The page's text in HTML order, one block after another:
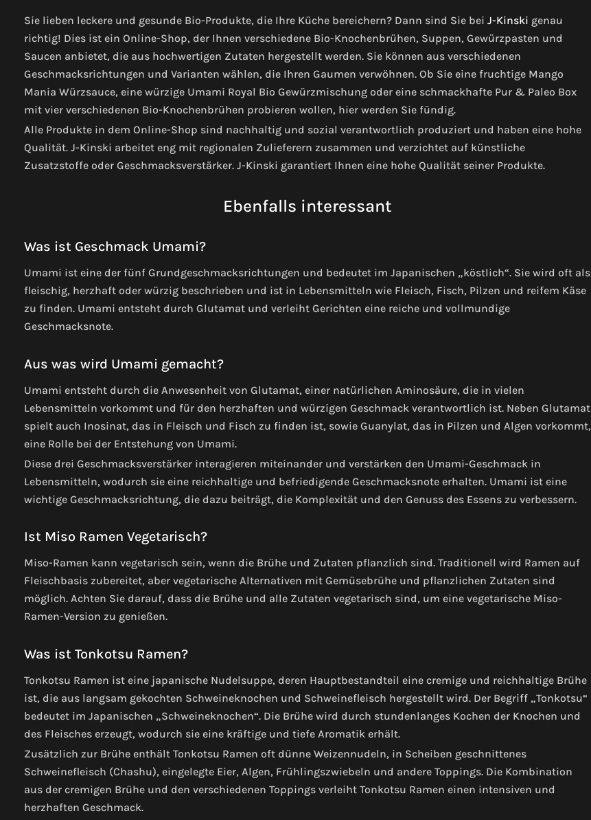
Sie lieben leckere und gesunde Bio-Produkte, die Ihre Küche bereichern? Dann sind Sie bei J-Kinski genau
richtig! Dies ist ein Online-Shop, der Ihnen verschiedene Bio-Knochenbrühen, Suppen, Gewürzpasten und
Saucen anbietet, die aus hochwertigen Zutaten hergestellt werden. Sie können aus verschiedenen
Geschmacksrichtungen und Varianten wählen, die Ihren Gaumen verwöhnen. Ob Sie eine fruchtige Mango
Mania Würzsauce, eine würzige Umami Royal Bio Gewürzmischung oder eine schmackhafte Pur & Paleo Box
mit vier verschiedenen Bio-Knochenbrühen probieren wollen, hier werden Sie fündig.
Alle Produkte in dem Online-Shop sind nachhaltig und sozial verantwortlich produziert und haben eine hohe
Qualität. J-Kinski arbeitet eng mit regionalen Zulieferern zusammen und verzichtet auf künstliche
Zusatzstoffe oder Geschmacksverstärker. J-Kinski garantiert Ihnen eine hohe Qualität seiner Produkte.
Ebenfalls interessant
Was ist Geschmack Umami?
Umami ist eine der fünf Grundgeschmacksrichtungen und bedeutet im Japanischen „köstlich“. Sie wird oft als
fleischig, herzhaft oder würzig beschrieben und ist in Lebensmitteln wie Fleisch, Fisch, Pilzen und reifem Käse
zu finden. Umami entsteht durch Glutamat und verleiht Gerichten eine reiche und vollmundige
Geschmacksnote.
Aus was wird Umami gemacht?
Umami entsteht durch die Anwesenheit von Glutamat, einer natürlichen Aminosäure, die in vielen
Lebensmitteln vorkommt und für den herzhaften und würzigen Geschmack verantwortlich ist. Neben Glutamat
spielt auch Inosinat, das in Fleisch und Fisch zu finden ist, sowie Guanylat, das in Pilzen und Algen vorkommt,
eine Rolle bei der Entstehung von Umami.
Diese drei Geschmacksverstärker interagieren miteinander und verstärken den Umami-Geschmack in
Lebensmitteln, wodurch sie eine reichhaltige und befriedigende Geschmacksnote erhalten. Umami ist eine
wichtige Geschmacksrichtung, die dazu beiträgt, die Komplexität und den Genuss des Essens zu verbessern.
Ist Miso Ramen Vegetarisch?
Miso-Ramen kann vegetarisch sein, wenn die Brühe und Zutaten pflanzlich sind. Traditionell wird Ramen auf
Fleischbasis zubereitet, aber vegetarische Alternativen mit Gemüsebrühe und pflanzlichen Zutaten sind
möglich. Achten Sie darauf, dass die Brühe und alle Zutaten vegetarisch sind, um eine vegetarische Miso-
Ramen-Version zu genießen.
Was ist Tonkotsu Ramen?
Tonkotsu Ramen ist eine japanische Nudelsuppe, deren Hauptbestandteil eine cremige und reichhaltige Brühe
ist, die aus langsam gekochten Schweineknochen und Schweinefleisch hergestellt wird. Der Begriff „Tonkotsu“
bedeutet im Japanischen „Schweineknochen“. Die Brühe wird durch stundenlanges Kochen der Knochen und
des Fleisches erzeugt, wodurch sie eine kräftige und tiefe Aromatik erhält.
Zusätzlich zur Brühe enthält Tonkotsu Ramen oft dünne Weizennudeln, in Scheiben geschnittenes
Schweinefleisch (Chashu), eingelegte Eier, Algen, Frühlingszwiebeln und andere Toppings. Die Kombination
aus der cremigen Brühe und den verschiedenen Toppings verleiht Tonkotsu Ramen einen intensiven und
herzhaften Geschmack.